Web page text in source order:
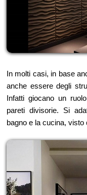
In molti casi, in base
anche essere degli
Infatti giocano un
pareti divisorie. Si
bagno e la cucina,